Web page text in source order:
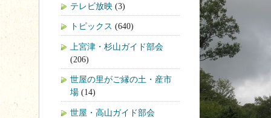
テレビ放映 (3)
トピックス (640)
上宮津・杉山ガイド部会
(206)
世屋の里がご縁の土・産市
場 (14)
世屋・高山ガイド部会